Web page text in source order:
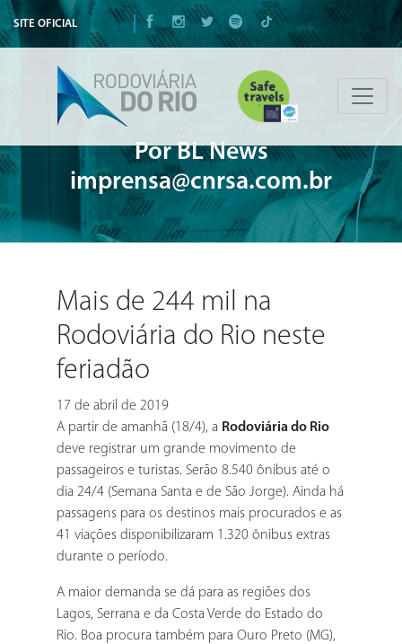
SITE OFICIAL
Por BL News
imprensa@cnrsa.com.br
Mais de 244 mil na
Rodoviária do Rio neste
feriadão
17 de abril de 2019
A partir de amanhã (18/4), a Rodoviária do Rio
deve registrar um grande movimento de
passageiros e turistas. Serão 8.540 ônibus até o
dia 24/4 (Semana Santa e de São Jorge). Ainda há
passagens para os destinos mais procurados e as
41 viações disponibilizaram 1.320 ônibus extras
durante o período.
A maior demanda se dá para as regiões dos
Lagos, Serrana e da Costa Verde do Estado do
Rio. Boa procura também para Ouro Preto (MG),